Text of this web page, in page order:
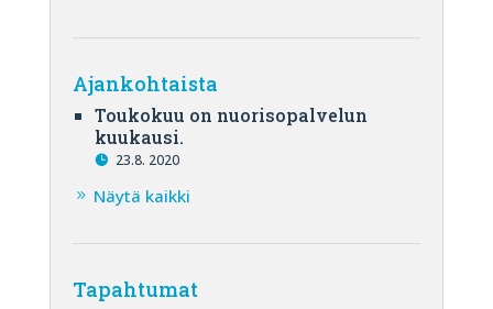
Ajankohtaista
Toukokuu on nuorisopalvelun
kuukausi.
23.8. 2020
Näytä kaikki
Tapahtumat